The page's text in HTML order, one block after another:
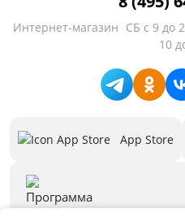
Стиль
Количество дверей
Предложения
Интернет-магазин СБ с 9 до
10
App Store